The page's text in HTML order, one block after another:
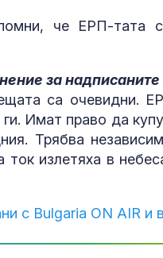
че ЕРП-тата
за надписаните
са очевидни.
Имат право да
Трябва
ток излетяха в
с Bulgaria ON AIR и